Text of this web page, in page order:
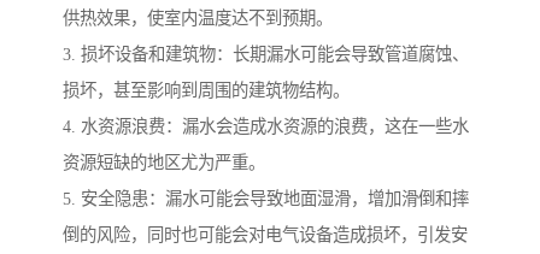
供热效果，使室内温度达不到预期。
3. 损坏设备和建筑物：长期漏水可能会导致管道腐蚀、
损坏，甚至影响到周围的建筑物结构。
4. 水资源浪费：漏水会造成水资源的浪费，这在一些水
资源短缺的地区尤为严重。
5. 安全隐患：漏水可能会导致地面湿滑，增加滑倒和摔
倒的风险，同时也可能会对电气设备造成损坏，引发安